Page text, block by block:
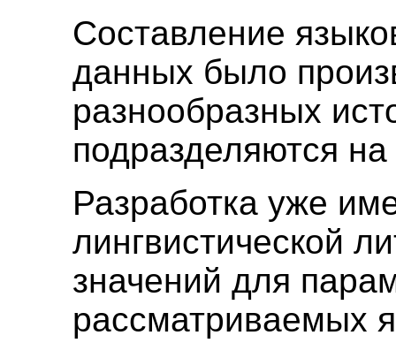
Составление
данных было
разнообразных
подразделяются
Разработка уже
лингвистической
значений для
рассматриваемых